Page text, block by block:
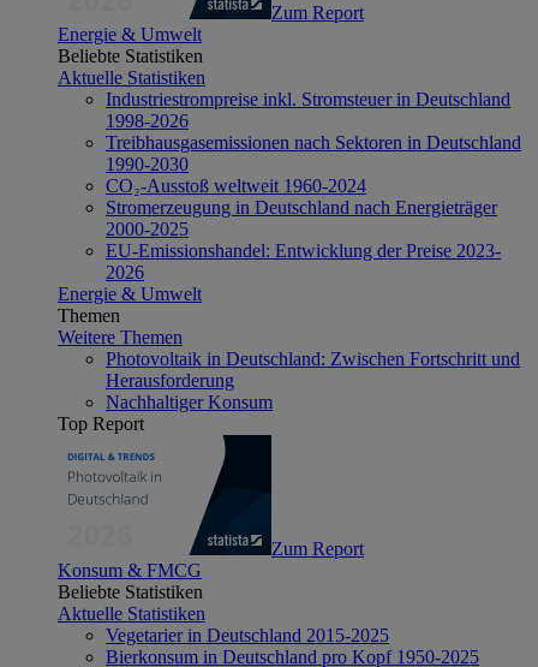
Zum Report
Energie & Umwelt
Beliebte Statistiken
Aktuelle Statistiken
Industriestrompreise inkl. Stromsteuer in Deutschland
1998-2026
Treibhausgasemissionen nach Sektoren in Deutschland
1990-2030
CO₂-Ausstoß weltweit 1960-2024
Stromerzeugung in Deutschland nach Energieträger
2000-2025
EU-Emissionshandel: Entwicklung der Preise 2023-
2026
Energie & Umwelt
Themen
Weitere Themen
Photovoltaik in Deutschland: Zwischen Fortschritt und
Herausforderung
Nachhaltiger Konsum
Top Report
Zum Report
Konsum & FMCG
Beliebte Statistiken
Aktuelle Statistiken
Vegetarier in Deutschland 2015-2025
Bierkonsum in Deutschland pro Kopf 1950-2025